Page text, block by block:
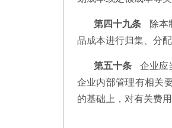
第四十九条
除本
品成本进行归集、分
第五十条
企业应
企业内部管理有相关
的基础上，对有关费